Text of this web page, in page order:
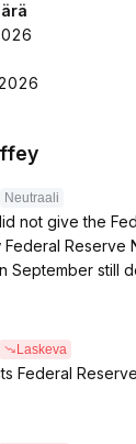
Neutraali
not give the
Reserve
September still
Laskeva
Federal